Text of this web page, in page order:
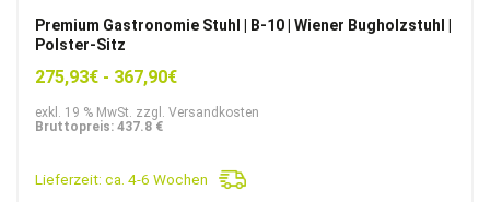
Premium Gastronomie Stuhl | B-10 | Wiener Bugholzstuhl |
Polster-Sitz
275,93€ - 367,90€
exkl. 19 % MwSt. zzgl. Versandkosten
Bruttopreis: 437.8 €
Lieferzeit: ca. 4-6 Wochen